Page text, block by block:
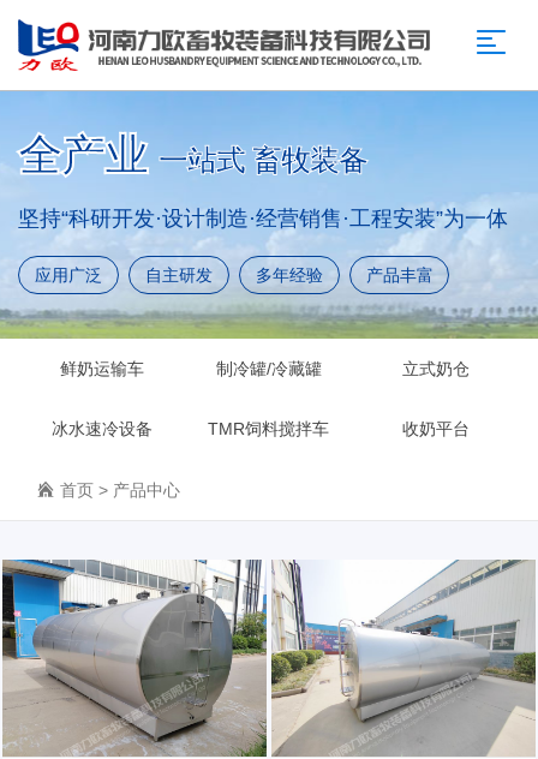
全产业 一站式 畜牧装备
坚持“科研开发·设计制造·经营销售·工程安装”为一体
应用广泛 自主研发 多年经验 产品丰富
鲜奶运输车 制冷罐/冷藏罐 立式奶仓
冰水速冷设备 TMR饲料搅拌车 收奶平台
首页 > 产品中心
产品中心